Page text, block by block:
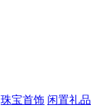
珠宝首饰 闲置礼品